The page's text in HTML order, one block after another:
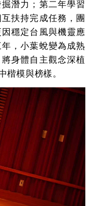
潛力；第二年學習
扶持完成任務，團
穩定台風與機靈應
，小葉蛻變為成熟
身體自主觀念深植
模與榜樣。